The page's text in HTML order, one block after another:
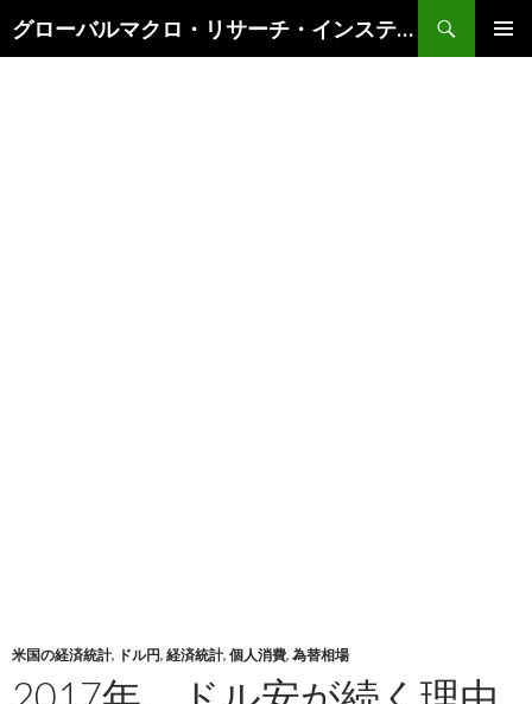
グローバルマクロ・リサーチ・インスティテュート
索
米国の経済統計, ドル円, 経済統計, 個人消費, 為替相場